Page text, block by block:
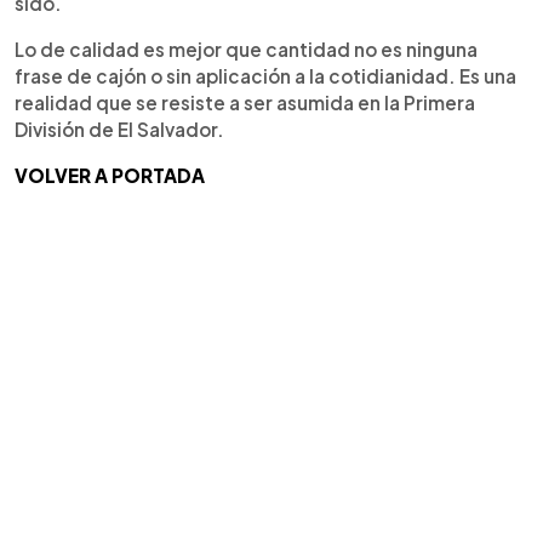
Lo de calidad es mejor que cantidad no es ninguna
frase de cajón o sin aplicación a la cotidianidad. Es una
realidad que se resiste a ser asumida en la Primera
División de El Salvador.
VOLVER A PORTADA